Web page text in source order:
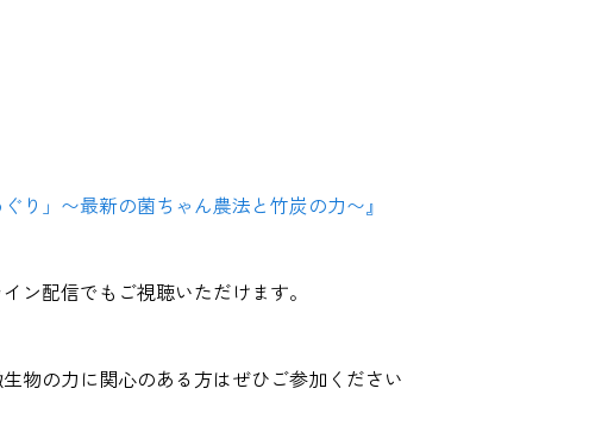
り」〜最新の菌ちゃん農法と竹炭の力〜』
ン配信でもご視聴いただけます。
物の力に関心のある方はぜひご参加ください